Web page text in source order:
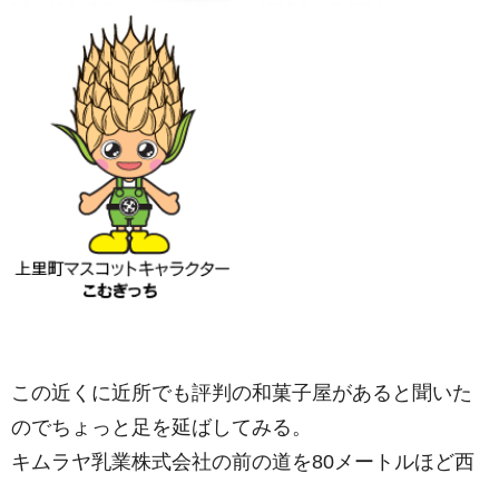
この近くに近所でも評判の和菓子屋があると聞いた
のでちょっと足を延ばしてみる。
キムラヤ乳業株式会社の前の道を80メートルほど西